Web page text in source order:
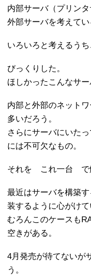
内部サーバ（プリン
外部サーバを考えてい
いろいろと考えるう
びっくりした。
ほしかったこんなサー
内部と外部のネット
多いだろう。
さらにサーバにいた
には不可欠なもの。
それを これ一台 で
最近はサーバを構築
装するように心がけて
むろんこのケースも
空きがある。
4月発売が待てないが
う。